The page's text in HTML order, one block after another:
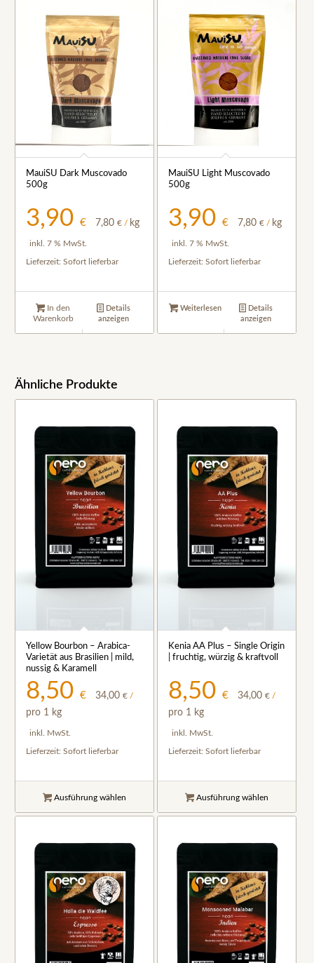
MauiSU Dark Muscovado
500g
3,90€ 7,80€ / kg
inkl. 7 % MwSt.
Lieferzeit:Sofort lieferbar
In den
Warenkorb
Details
anzeigen
MauiSU Light Muscovado
500g
3,90 € 7,80 €/ kg
inkl. 7 % MwSt.
Lieferzeit: Sofort lieferbar
Weiterlesen
Details
anzeigen
Ähnliche Produkte
Yellow Bourbon – Arabica-
Varietät aus Brasilien | mild,
nussig & Karamell
8,50€ 34,00€ /
pro 1 kg
inkl. MwSt.
Lieferzeit:Sofort lieferbar
Ausführung wählen
Kenia AA Plus – Single Origin
| fruchtig, würzig & kraftvoll
8,50 € 34,00 €/
pro 1 kg
inkl. MwSt.
Lieferzeit: Sofort lieferbar
Ausführung wählen